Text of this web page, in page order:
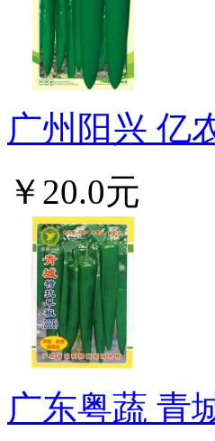
广州阳兴 亿
￥20.0元
广东粤蔬 青